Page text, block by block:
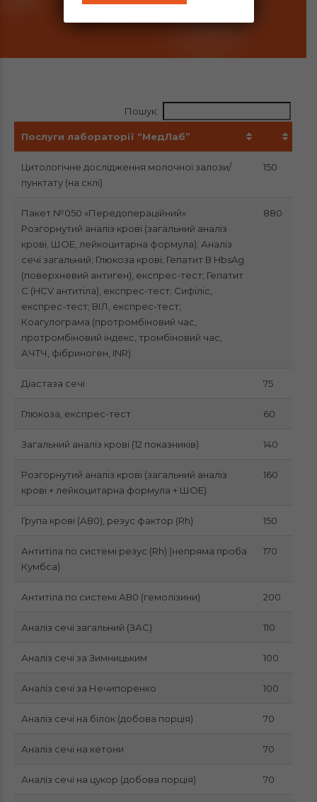
Пошук:
Послуги лабораторії “МедЛаб”
Цитологічне дослідження молочної залози/
пунктату (на склі)
150
Пакет №050 «Передопераційний»:
Розгорнутий аналіз крові (загальний аналіз
крові, ШОЕ, лейкоцитарна формула); Аналіз
сечі загальний; Глюкоза крові; Гепатит В HbsAg
(поверхневий антиген), експрес-тест; Гепатит
C (HCV антитіла), експрес-тест; Сифіліс,
експрес-тест; ВІЛ, експрес-тест;
Коагулограма (протромбіновий час,
протромбіновий індекс, тромбіновий час,
АЧТЧ, фібриноген, INR)
880
Діастаза сечі 75
Глюкоза, експрес-тест 60
Загальний аналіз крові (12 показників) 140
Розгорнутий аналіз крові (загальний аналіз
крові + лейкоцитарна формула + ШОЕ)
160
Група крові (АВ0), резус фактор (Rh) 150
Антитіла по системі резус (Rh) (непряма проба
Кумбса)
170
Антитіла по системі АВ0 (гемолізини) 200
Аналіз сечі загальний (ЗАС) 110
Аналіз сечі за Зимницьким 100
Аналіз сечі за Нечипоренко 100
Аналіз сечі на білок (добова порція) 70
Аналіз сечі на кетони 70
Аналіз сечі на цукор (добова порція) 70